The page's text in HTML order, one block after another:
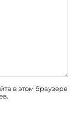
в этом браузере